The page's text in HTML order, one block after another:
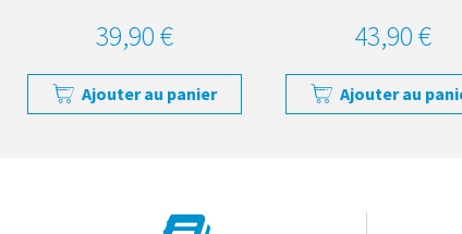
39,90 €
Ajouter au panier
43,90 €
Ajouter au